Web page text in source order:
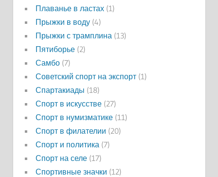
Плаванье в ластах(1)
Прыжки в воду(4)
Прыжки с трамплина (13)
Пятиборье(2)
Самбо(7)
Советский спорт на экспорт(1)
Спартакиады (18)
Спорт в искусстве(27)
Спорт в нумизматике(11)
Спорт в филателии (20)
Спорт и политика (7)
Спорт на селе(17)
Спортивные значки (12)